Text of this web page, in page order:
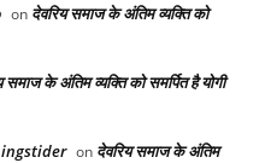
on देवरिय समाज के अंतिम व्यक्ति को
समाज के अंतिम व्यक्ति को समर्पित है योगी
on देवरिय समाज के अंतिम